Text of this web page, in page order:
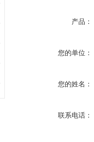
产品：
您的单位：
您的姓名：
联系电话：